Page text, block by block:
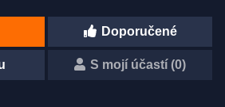
Doporučené
S mojí účastí (0)